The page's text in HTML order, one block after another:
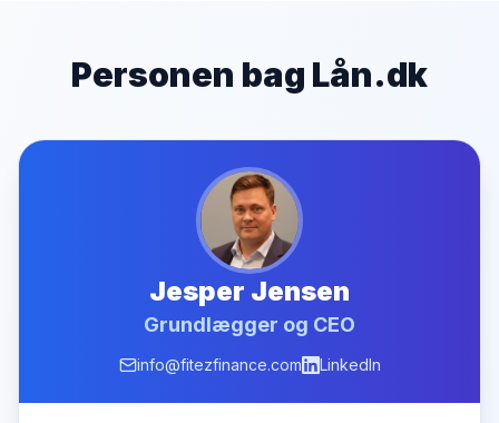
Personen bag Lån.dk
Jesper Jensen
Grundlægger og CEO
info@fitezfinance.com LinkedIn